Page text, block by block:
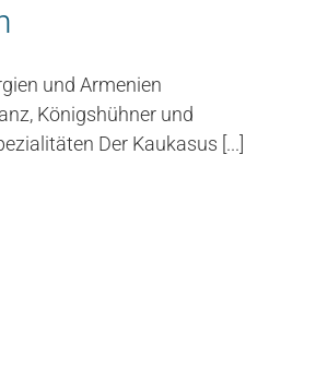
und Armenien
Königshühner und
Der Kaukasus [...]